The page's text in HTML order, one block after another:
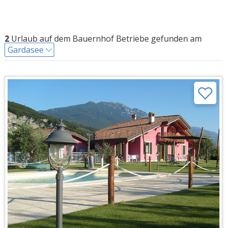
2Urlaub auf dem Bauernhof Betriebe gefunden am
Gardasee